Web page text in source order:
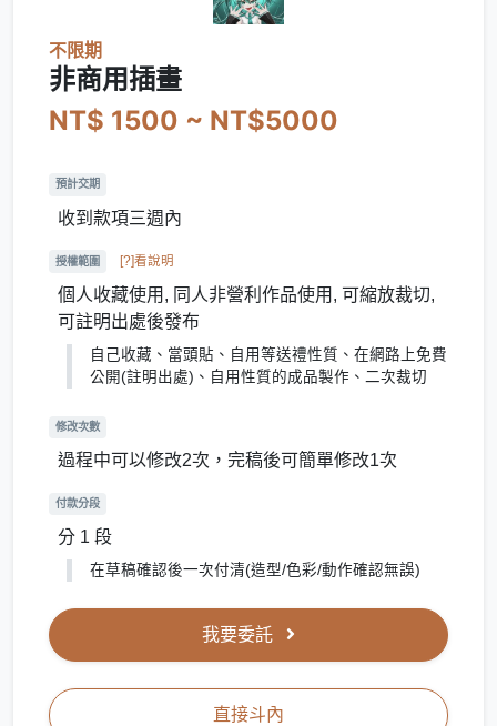
不限期
非商用插畫
NT$ 1500 ~ NT$5000
預計交期
收到款項三週內
授權範圍 [?]看說明
個人收藏使用, 同人非營利作品使用, 可縮放裁切,
可註明出處後發布
自己收藏、當頭貼、自用等送禮性質、在網路上免費
公開(註明出處)、自用性質的成品製作、二次裁切
修改次數
過程中可以修改2次，完稿後可簡單修改1次
付款分段
分 1 段
在草稿確認後一次付清(造型/色彩/動作確認無誤)
我要委託
直接斗內